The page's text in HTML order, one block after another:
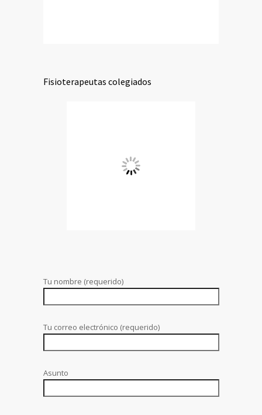
Fisioterapeutas colegiados
Tu nombre (requerido)
Tu correo electrónico (requerido)
Asunto